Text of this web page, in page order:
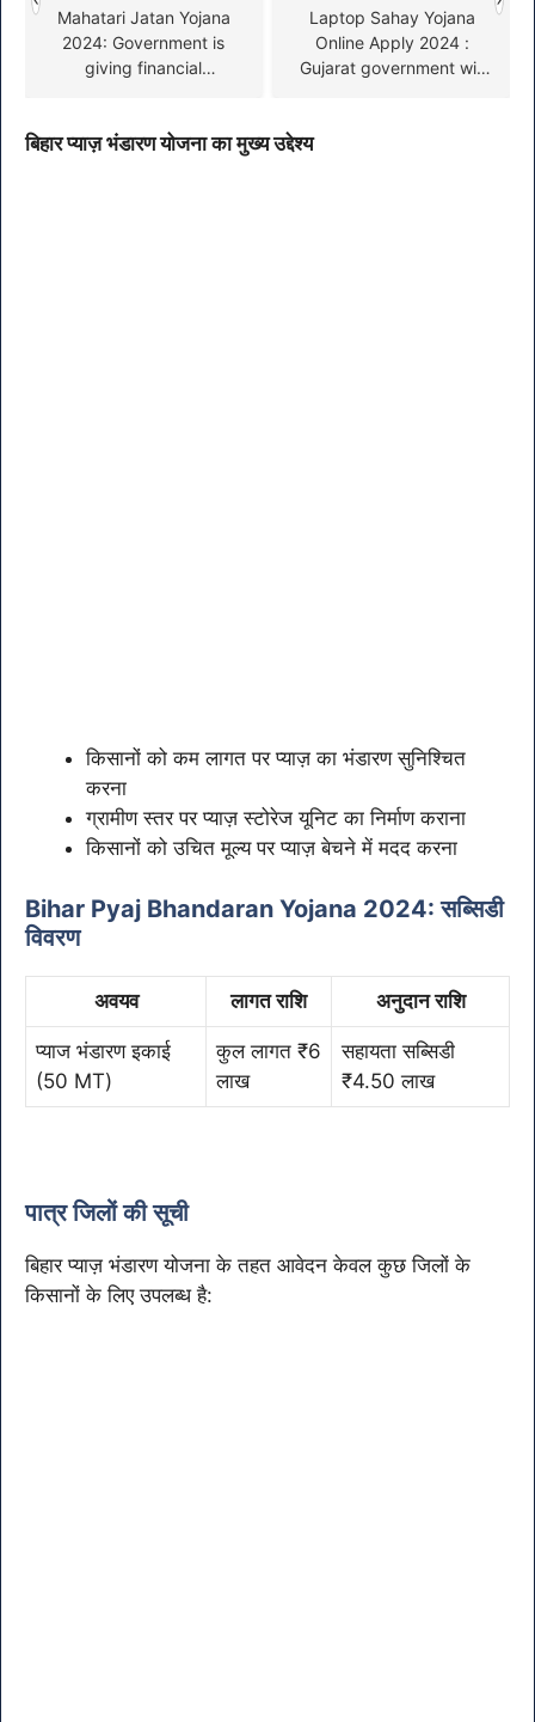
Mahatari Jatan Yojana
2024: Government is
giving financial
here
Laptop Sahay Yojana
Online Apply 2024 :
Gujarat government will
बिहार प्याज़ भंडारण योजना का मुख्य उद्देश्य
किसानों को कम लागत पर प्याज़ का भंडारण सुनिश्चित
करना
ग्रामीण स्तर पर प्याज़ स्टोरेज यूनिट का निर्माण कराना
किसानों को उचित मूल्य पर प्याज़ बेचने में मदद करना
Bihar Pyaj Bhandaran Yojana 2024: सब्सिडी
विवरण
अवयव लागत राशि अनुदान राशि
प्याज भंडारण इकाई
(50 MT)
कुल लागत ₹6
लाख
सहायता सब्सिडी
₹4.50 लाख
पात्र जिलों की सूची
बिहार प्याज़ भंडारण योजना के तहत आवेदन केवल कुछ जिलों के
किसानों के लिए उपलब्ध है: